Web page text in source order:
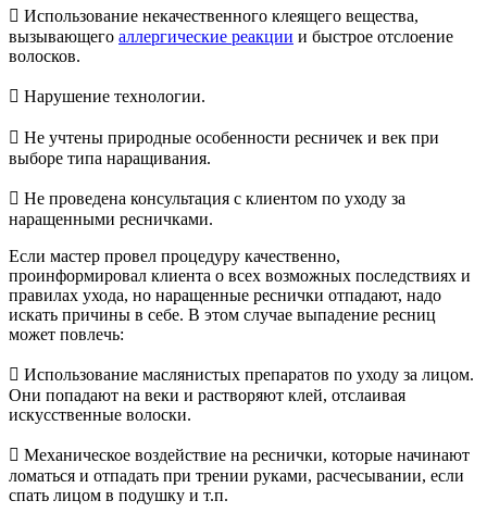
 Использование некачественного клеящего вещества,
вызывающего аллергические реакции и быстрое отслоение
волосков.
 Нарушение технологии.
 Не учтены природные особенности ресничек и век при
выборе типа наращивания.
 Не проведена консультация с клиентом по уходу за
наращенными ресничками.
Если мастер провел процедуру качественно,
проинформировал клиента о всех возможных последствиях и
правилах ухода, но наращенные реснички отпадают, надо
искать причины в себе. В этом случае выпадение ресниц
может повлечь:
 Использование маслянистых препаратов по уходу за лицом.
Они попадают на веки и растворяют клей, отслаивая
искусственные волоски.
 Механическое воздействие на реснички, которые начинают
ломаться и отпадать при трении руками, расчесывании, если
спать лицом в подушку и т.п.